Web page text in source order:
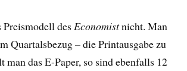
Preismodell des Economistnicht. Man
Quartalsbezug – die Printausgabe zu
man das E-Paper, so sind ebenfalls 12